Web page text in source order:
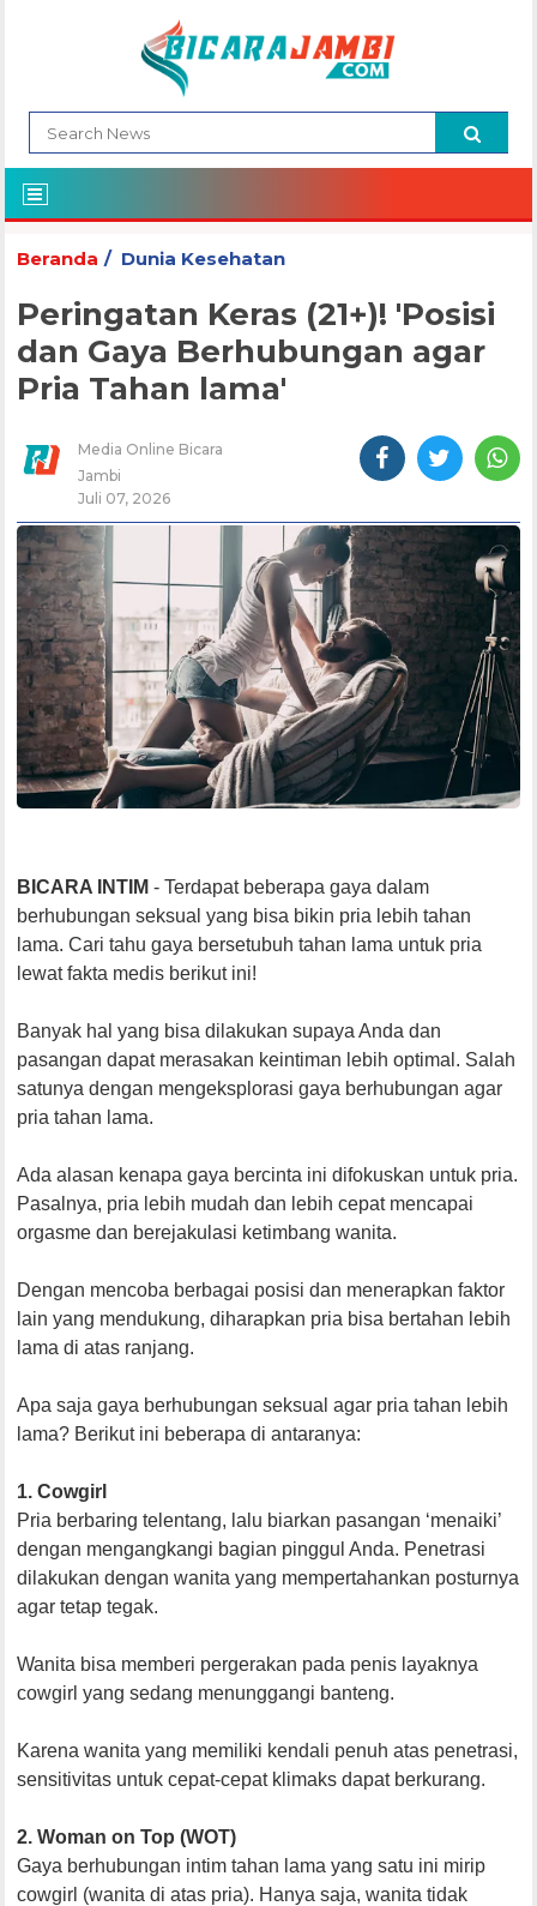
Beranda Dunia Kesehatan
Peringatan Keras (21+)! 'Posisi
dan Gaya Berhubungan agar
Pria Tahan lama'
Media Online Bicara
Jambi
Juli 07, 2026
BICARA INTIM - Terdapat beberapa gaya dalam
berhubungan seksual yang bisa bikin pria lebih tahan
lama. Cari tahu gaya bersetubuh tahan lama untuk pria
lewat fakta medis berikut ini!
Banyak hal yang bisa dilakukan supaya Anda dan
pasangan dapat merasakan keintiman lebih optimal. Salah
satunya dengan mengeksplorasi gaya berhubungan agar
pria tahan lama.
Ada alasan kenapa gaya bercinta ini difokuskan untuk pria.
Pasalnya, pria lebih mudah dan lebih cepat mencapai
orgasme dan berejakulasi ketimbang wanita.
Dengan mencoba berbagai posisi dan menerapkan faktor
lain yang mendukung, diharapkan pria bisa bertahan lebih
lama di atas ranjang.
Apa saja gaya berhubungan seksual agar pria tahan lebih
lama? Berikut ini beberapa di antaranya:
1. Cowgirl
Pria berbaring telentang, lalu biarkan pasangan ‘menaiki’
dengan mengangkangi bagian pinggul Anda. Penetrasi
dilakukan dengan wanita yang mempertahankan posturnya
agar tetap tegak.
Wanita bisa memberi pergerakan pada penis layaknya
cowgirl yang sedang menunggangi banteng.
Karena wanita yang memiliki kendali penuh atas penetrasi,
sensitivitas untuk cepat-cepat klimaks dapat berkurang.
2. Woman on Top (WOT)
Gaya berhubungan intim tahan lama yang satu ini mirip
cowgirl (wanita di atas pria). Hanya saja, wanita tidak